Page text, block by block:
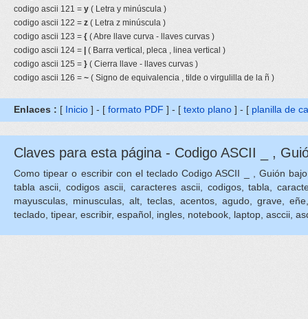
codigo ascii 121 = y ( Letra y minúscula )
codigo ascii 122 = z ( Letra z minúscula )
codigo ascii 123 = { ( Abre llave curva - llaves curvas )
codigo ascii 124 =
( Barra vertical, pleca , linea vertical )
codigo ascii 125 = } ( Cierra llave - llaves curvas )
codigo ascii 126 = ~ ( Signo de equivalencia , tilde o virgulilla de la ñ )
Enlaces : [ Inicio ] - [ formato PDF ] - [ texto plano ] - [ planilla de
Claves para esta página - Codigo ASCII _ ,
Como tipear o escribir con el teclado Codigo ASCII _ , Guión
tabla ascii, codigos ascii, caracteres ascii, codigos, tabla,
mayusculas, minusculas, alt, teclas, acentos, agudo, grave,
teclado, tipear, escribir, español, ingles, notebook, laptop, asccii,